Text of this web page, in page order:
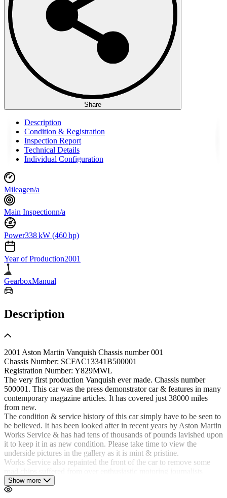
Share
Description
Condition & Registration
Inspection Report
Technical Details
Individual Configuration
Mileagen/a
Main Inspectionn/a
Power338 kW (460 hp)
Year of Production2001
GearboxManual
Description
2001 Aston Martin Vanquish Chassis number 001
Chassis Number: SCFAC13341B500001
Registration Number: Y829MWL
The very first production Vanquish ever made. Chassis number
500001. This car was the press demonstrator car & features in many
contemporary magazine articles. It has covered just 38000 miles
from new.
The condition & service history of this car simply have to be seen to
be believed. It has been looked after in recent years by Aston Martin
Works Service & has had tens of thousands of pounds lavished upon
it to keep it in as new condition. Please take time to view the
underside pictures in the gallery as it is mint & pristine.
Works Service also repainted the front of the car to remove some
flinging it down the road. It thus comes to us in simply 100%
pristine condition looking to all intensive purposes like a brand new
Show more